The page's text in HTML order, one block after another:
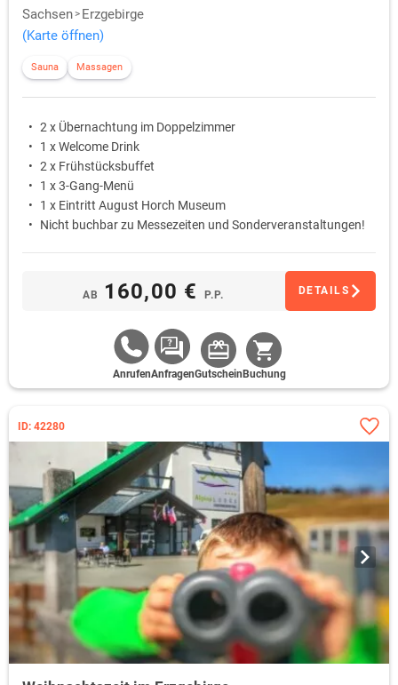
Sachsen
Erzgebirge
(Karte öffnen)
Sauna Massagen
2 x Übernachtung im Doppelzimmer
1 x Welcome Drink
2 x Frühstücksbuffet
1 x 3-Gang-Menü
1 x Eintritt August Horch Museum
Nicht buchbar zu Messezeiten und Sonderveranstaltungen!
AB 160,00 € P.P. DETAILS
AnrufenAnfragenGutschein Buchung
ID: 42280